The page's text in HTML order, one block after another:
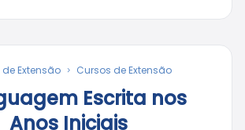
Extensão Cursos de Extensão
Escrita nos
Anos Iniciais